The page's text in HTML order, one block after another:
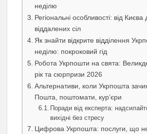
неділю
Регіональні особливості: від Києва
віддалених сіл
Як знайти відкрите відділення
неділю: покроковий гід
Робота Укрпошти на свята:
рік та сюрпризи 2026
Альтернативи, коли Укрпошта
Пошта, поштомати, кур’єри
Поради від експерта:
вихідні без стресу
Цифрова Укрпошта: послуги, що